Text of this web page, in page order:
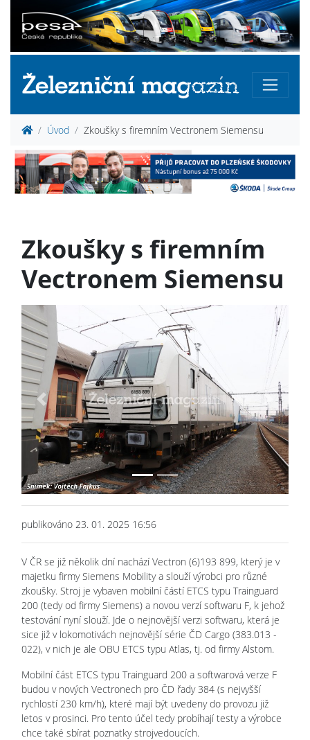
Úvod Zkoušky s firemním Vectronem Siemensu
Zkoušky s firemním
Vectronem Siemensu
Previous Next
publikováno 23. 01. 2025 16:56
V ČR se již několik dní nachází Vectron (6)193 899, který je v
majetku firmy Siemens Mobility a slouží výrobci pro různé
zkoušky. Stroj je vybaven mobilní částí ETCS typu Trainguard
200 (tedy od firmy Siemens) a novou verzí softwaru F, k jehož
testování nyní slouží. Jde o nejnovější verzi softwaru, která je
sice již v lokomotivách nejnovější série ČD Cargo (383.013 -
022), v nich je ale OBU ETCS typu Atlas, tj. od firmy Alstom.
Mobilní část ETCS typu Trainguard 200 a softwarová verze F
budou v nových Vectronech pro ČD řady 384 (s nejvyšší
rychlostí 230 km/h), které mají být uvedeny do provozu již
letos v prosinci. Pro tento účel tedy probíhají testy a výrobce
chce také sbírat poznatky strojvedoucích.